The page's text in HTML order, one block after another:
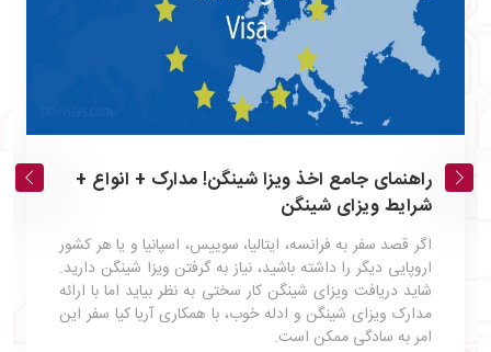
راهنمای جامع اخذ ویزا شینگن! مدارک + انواع +
شرایط ویزای شینگن
اگر قصد سفر به فرانسه، ایتالیا، سوییس، اسپانیا و یا هر کشور
اروپایی دیگر را داشته باشید، نیاز به گرفتن ویزا شینگن دارید.
شاید دریافت ویزای شینگن کار سختی به نظر بیاید اما با ارائه
مدارک ویزای شینگن و ادله خوب، با همکاری آریا کیا سفر این
امر به سادگی ممکن است.